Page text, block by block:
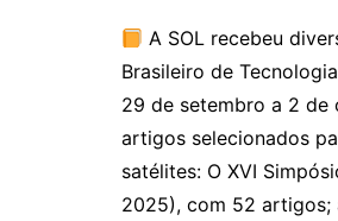
A SOL recebeu
Brasileiro de
29 de setembro a 2 de
artigos selecionados
satélites: O XVI
2025), com 52 artigos;